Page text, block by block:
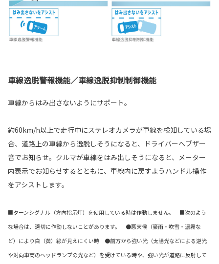
車線逸脱警報機能／車線逸脱抑制制御機能
車線からはみ出さないようにサポート。
約60km/h以上で走行中にステレオカメラが車線を検知している場
合、道路上の車線から逸脱しそうになると、ドライバーへブザー
音でお知らせ。クルマが車線をはみ出しそうになると、メーター
内表示でお知らせするとともに、車線内に戻すようハンドル操作
をアシストします。
■ターンシグナル（方向指示灯）を使用している時は作動しません。 ■次のよう
な場合は、適切に作動しないことがあります。 ●悪天候（豪雨・吹雪・濃霧な
ど）により白（黄）線が見えにくい時 ●前方から強い光（太陽光などによる逆光
や対向車両のヘッドランプの光など）を受けている時や、強い光が道路に反射して